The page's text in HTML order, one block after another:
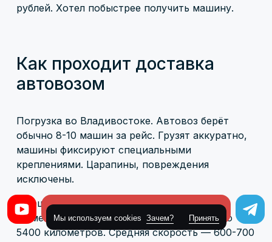
рублей. Хотел побыстрее получить машину.
Как проходит доставка
автовозом
Погрузка во Владивостоке. Автовоз берёт
обычно 8-10 машин за рейс. Грузят аккуратно,
машины фиксируют специальными
креплениями. Царапины, повреждения
исключены.
Маршрут: Владивосток → Новосибирск →
Тюмень → Екатеринбург. Расстояние около
5400 километров. Средняя скорость — 600-700
Мы используем cookies Зачем? Принять